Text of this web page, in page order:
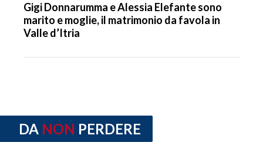
Gigi Donnarumma e Alessia Elefante sono
marito e moglie, il matrimonio da favola in
Valle d’Itria
DA NON PERDERE